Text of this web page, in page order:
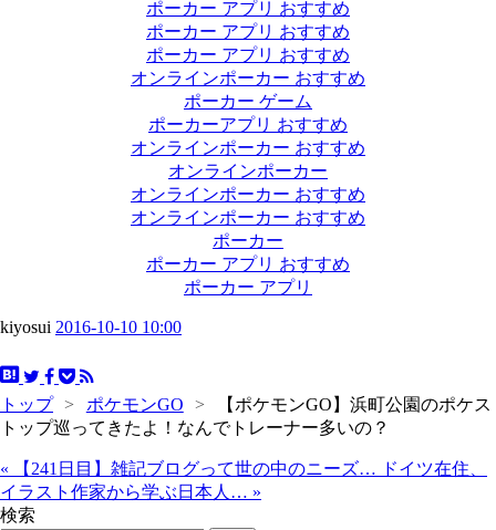
ポーカー アプリ おすすめ
ポーカー アプリ おすすめ
ポーカー アプリ おすすめ
オンラインポーカー おすすめ
ポーカー ゲーム
ポーカーアプリ おすすめ
オンラインポーカー おすすめ
オンラインポーカー
オンラインポーカー おすすめ
オンラインポーカー おすすめ
ポーカー
ポーカー アプリ おすすめ
ポーカー アプリ
kiyosui 2016-10-10 10:00
トップ > ポケモンGO >
【ポケモンGO】浜町公園のポケス
トップ巡ってきたよ！なんでトレーナー多いの？
« 【241日目】雑記ブログって世の中のニーズ… ドイツ在住、
イラスト作家から学ぶ日本人… »
検索